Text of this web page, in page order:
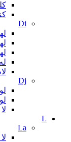
Di
Dj
لا
L
La